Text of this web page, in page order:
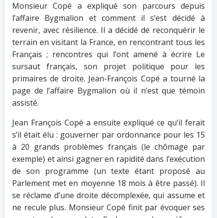
Monsieur Copé a expliqué son parcours depuis
l’affaire Bygmalion et comment il s’est décidé à
revenir, avec résilience. Il a décidé de reconquérir le
terrain en visitant la France, en rencontrant tous les
Français ; rencontres qui l’ont amené à écrire Le
sursaut français, son projet politique pour les
primaires de droite. Jean-François Copé a tourné la
page de l’affaire Bygmalion où il n’est que témoin
assisté.
Jean François Copé a ensuite expliqué ce qu’il ferait
s’il était élu : gouverner par ordonnance pour les 15
à 20 grands problèmes français (le chômage par
exemple) et ainsi gagner en rapidité dans l’exécution
de son programme (un texte étant proposé au
Parlement met en moyenne 18 mois à être passé). Il
se réclame d’une droite décomplexée, qui assume et
ne recule plus. Monsieur Copé finit par évoquer ses